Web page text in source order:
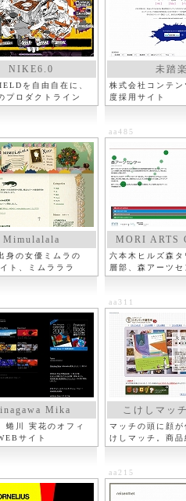
NIKE6.0
を自由自在に、
プロダクトライン
未踏楽
株式会社コンテ
度採用サイト
Mimulalala
身の女優ミムラの
ト、ミムラララ
aa485
MORI ARTS
六本木ヒルズ森タ
層部、森アーツセ
Mika
蜷川 実花のオフィ
サイト
aa311
こけしマッ
マッチの頭に顔が
けしマッチ。商品
など
aa215